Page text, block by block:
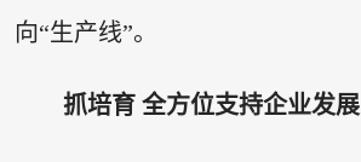
向“生产线”。
抓培育 全方位支持企业发展